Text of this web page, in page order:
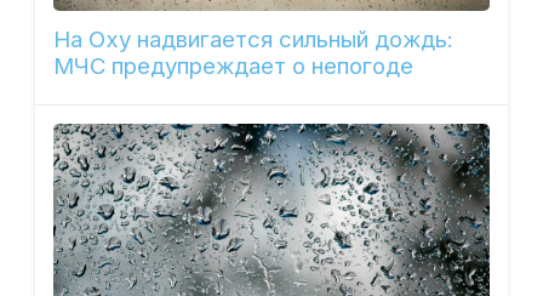
На Оху надвигается сильный дождь:
МЧС предупреждает о непогоде